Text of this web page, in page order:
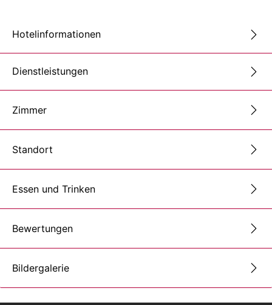
Hotelinformationen
Dienstleistungen
Zimmer
Standort
Essen und Trinken
Bewertungen
Bildergalerie